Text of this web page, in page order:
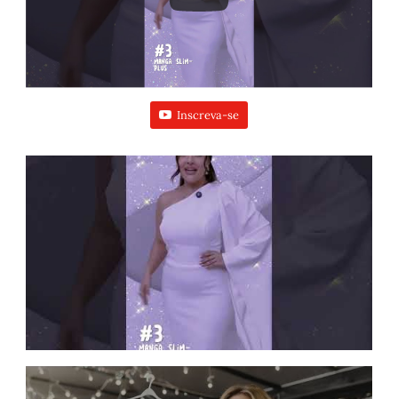
Inscreva-se